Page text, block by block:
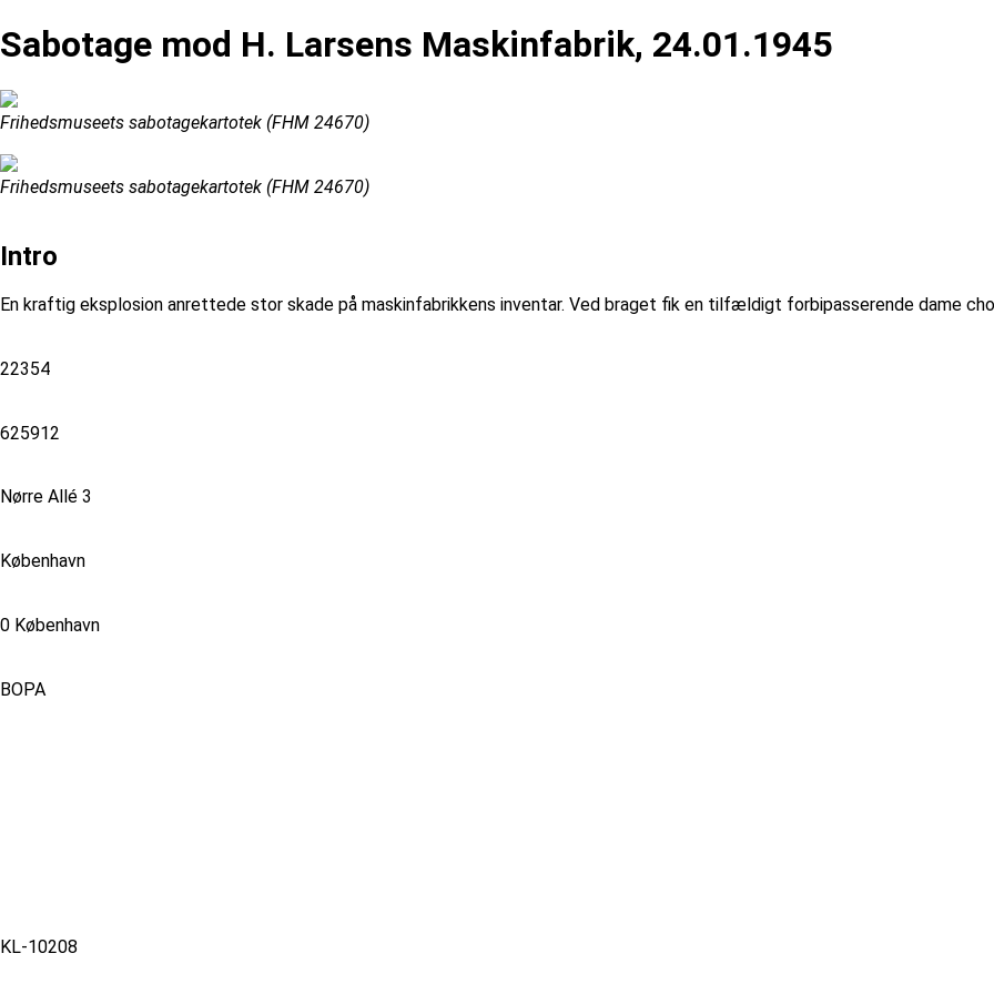
Sabotage mod H. Larsens Maskinfabrik, 24.01.1945
Frihedsmuseets sabotagekartotek (FHM 24670)
Frihedsmuseets sabotagekartotek (FHM 24670)
Intro
En kraftig eksplosion anrettede stor skade på maskinfabrikkens inventar. Ved braget fik en tilfældigt forbipasserende dame
22354
625912
Nørre Allé 3
København
0 København
BOPA
KL-10208